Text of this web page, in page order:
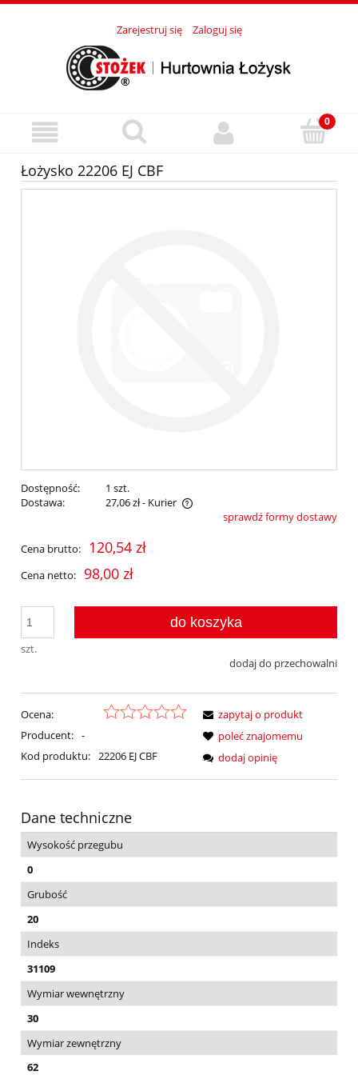
Zarejestruj się Zaloguj się
Łożysko 22206 EJ CBF
Dostępność:
1 szt.
Dostawa:
27,06 zł- Kurier
Cena nie zawiera ewentualnych kosztów płatnościsprawdź formy dostawy
Cena brutto: 120,54 zł
Cena netto: 98,00 zł
szt.
do koszyka
dodaj do przechowalni
Ocena:
Producent: -
Kod produktu: 22206 EJ CBF
zapytaj o produkt
poleć znajomemu
dodaj opinię
Dane techniczne
Wysokość przegubu
0
Grubość
20
Indeks
31109
Wymiar wewnętrzny
30
Wymiar zewnętrzny
62